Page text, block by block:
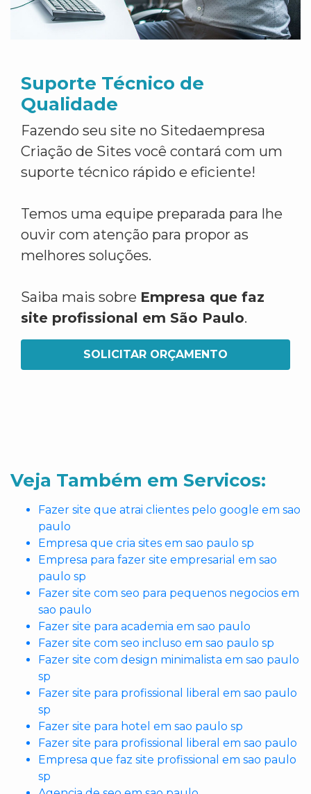
Suporte Técnico de
Qualidade
Fazendo seu site no Sitedaempresa
Criação de Sites você contará com um
suporte técnico rápido e eficiente!
Temos uma equipe preparada para lhe
ouvir com atenção para propor as
melhores soluções.
Saiba mais sobre Empresa que faz
site profissional em São Paulo.
SOLICITAR ORÇAMENTO
Veja Também em Servicos:
Fazer site que atrai clientes pelo google em sao
paulo
Empresa que cria sites em sao paulo sp
Empresa para fazer site empresarial em sao
paulo sp
Fazer site com seo para pequenos negocios em
sao paulo
Fazer site para academia em sao paulo
Fazer site com seo incluso em sao paulo sp
Fazer site com design minimalista em sao paulo
sp
Fazer site para profissional liberal em sao paulo
sp
Fazer site para hotel em sao paulo sp
Fazer site para profissional liberal em sao paulo
Empresa que faz site profissional em sao paulo
sp